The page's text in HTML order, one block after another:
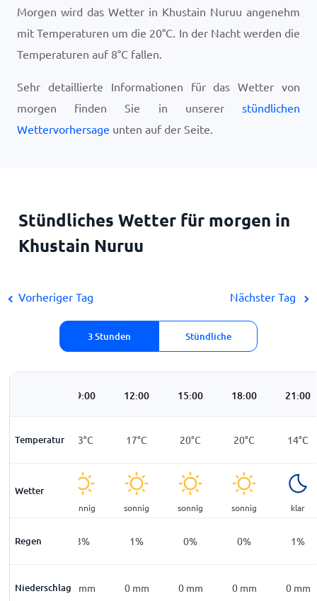
Morgen wird das Wetter in Khustain Nuruu angenehm
mit Temperaturen um die 20°C. In der Nacht werden die
Temperaturen auf 8°C fallen.
Sehr detaillierte Informationen für das Wetter von
morgen finden Sie in unserer stündlichen
Wettervorhersage unten auf der Seite.
Stündliches Wetter für morgen in
Khustain Nuruu
Vorheriger Tag
3 Stunden Stündliche
Nächster Tag
09:00 12:00 15:00 18:00 21:00
Temperatur
8°C 13°C 17°C 20°C 20°C 14°C
Wetter
sonnig sonnig sonnig sonnig klar
Regen
6% 3% 1% 0% 0% 1%
Niederschlag
0 mm 0 mm 0 mm 0 mm 0 mm 0 mm